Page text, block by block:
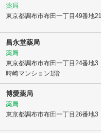
薬局
東京都調布市布田一丁目49番地21
昌永堂薬局
薬局
東京都調布市布田一丁目24番地3
時崎マンション1階
博愛薬局
薬局
東京都調布市布田一丁目26番地3